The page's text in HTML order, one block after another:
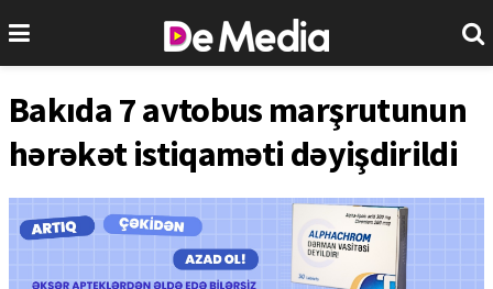
Bakıda 7 avtobus marşrutunun
hərəkət istiqaməti dəyişdirildi